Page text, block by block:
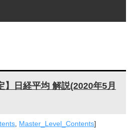
】日経平均 解説(2020年5月
, Master_Level_Contents]